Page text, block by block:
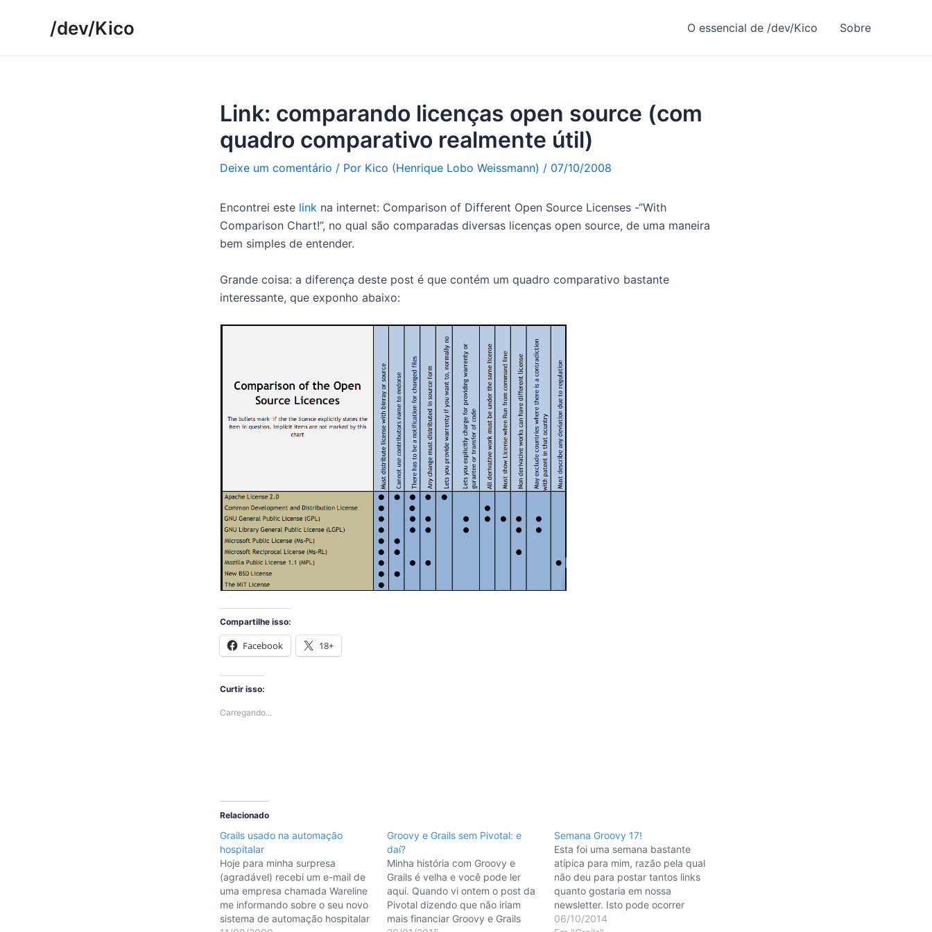
/dev/Kico O essencial de /dev/Kico Sobre
Link: comparando licenças open source (com
quadro comparativo realmente útil)
Deixe um comentário / Por Kico (Henrique Lobo Weissmann) / 07/10/2008
Encontrei este link na internet: Comparison of Different Open Source Licenses -“With
Comparison Chart!”, no qual são comparadas diversas licenças open source, de uma maneira
bem simples de entender.
Grande coisa: a diferença deste post é que contém um quadro comparativo bastante
interessante, que exponho abaixo:
Compartilhe isso:
Facebook 18+
Curtir isso:
Carregando...
Relacionado
Grails usado na automação
hospitalar
Hoje para minha surpresa
(agradável) recebi um e-mail de
uma empresa chamada Wareline
me informando sobre o seu novo
sistema de automação hospitalar
Groovy e Grails sem Pivotal: e
daí?
Minha história com Groovy e
Grails é velha e você pode ler
aqui. Quando vi ontem o post da
Pivotal dizendo que não iriam
mais financiar Groovy e Grails
Semana Groovy 17!
Esta foi uma semana bastante
atípica para mim, razão pela qual
não deu para postar tantos links
quanto gostaria em nossa
newsletter. Isto pode ocorrer
periódicamente, sendo assim,
06/10/2014